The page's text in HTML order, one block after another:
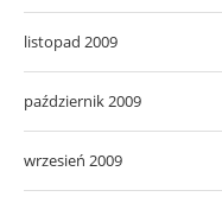
listopad 2009
październik 2009
wrzesień 2009